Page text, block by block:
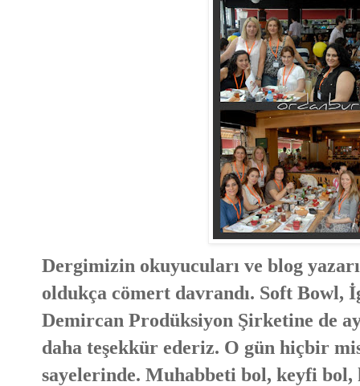
Dergimizin okuyucuları ve blog
oldukça cömert davrandı. Soft Bowl,
Demircan Prodüksiyon Şirketine de
daha teşekkür ederiz. O gün hiçbir
sayelerinde. Muhabbeti bol, keyfi